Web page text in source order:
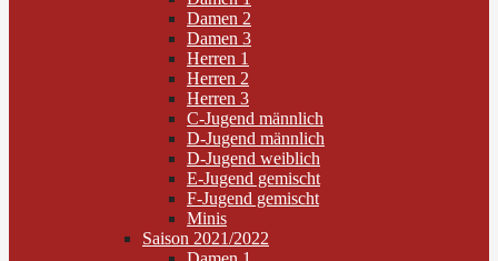
Damen 2
Damen 3
Herren 1
Herren 2
Herren 3
C-Jugend männlich
D-Jugend männlich
D-Jugend weiblich
E-Jugend gemischt
F-Jugend gemischt
Minis
Saison 2021/2022